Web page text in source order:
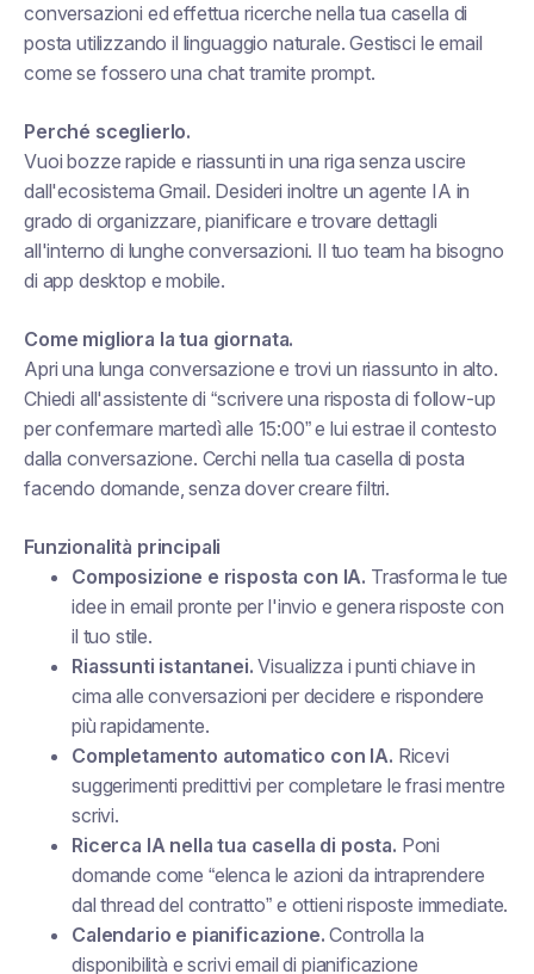
conversazioni ed effettua ricerche nella tua casella di
posta utilizzando il linguaggio naturale. Gestisci le email
come se fossero una chat tramite prompt.
Perché sceglierlo.
Vuoi bozze rapide e riassunti in una riga senza uscire
dall'ecosistema Gmail. Desideri inoltre un agente IA in
grado di organizzare, pianificare e trovare dettagli
all'interno di lunghe conversazioni. Il tuo team ha bisogno
di app desktop e mobile.
Come migliora la tua giornata.
Apri una lunga conversazione e trovi un riassunto in alto.
Chiedi all'assistente di “scrivere una risposta di follow-up
per confermare martedì alle 15:00” e lui estrae il contesto
dalla conversazione. Cerchi nella tua casella di posta
facendo domande, senza dover creare filtri.
Funzionalità principali
Composizione e risposta con IA. Trasforma le tue
idee in email pronte per l'invio e genera risposte con
il tuo stile.
Riassunti istantanei. Visualizza i punti chiave in
cima alle conversazioni per decidere e rispondere
più rapidamente.
Completamento automatico con IA. Ricevi
suggerimenti predittivi per completare le frasi mentre
scrivi.
Ricerca IA nella tua casella di posta. Poni
domande come “elenca le azioni da intraprendere
dal thread del contratto” e ottieni risposte immediate.
Calendario e pianificazione. Controlla la
disponibilità e scrivi email di pianificazione